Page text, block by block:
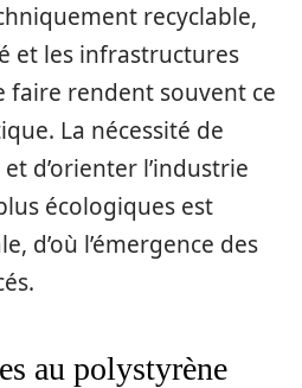
recyclable,
et les infrastructures
faire rendent souvent ce
La nécessité de
d’orienter l’industrie
écologiques est
d’où l’émergence des
au polystyrène